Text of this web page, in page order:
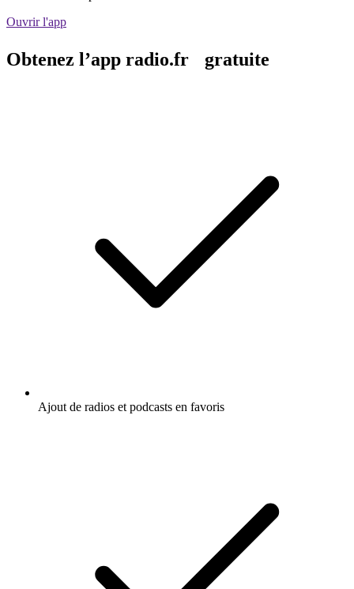
Ouvrir l'app
Obtenez l’app radio.fr gratuite
Ajout de radios et podcasts en favoris